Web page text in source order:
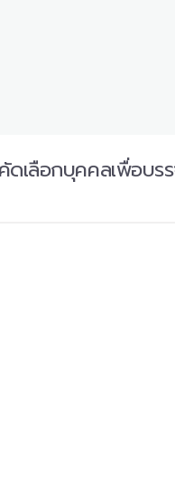
ดเลือกบุคคลเพื่อบ